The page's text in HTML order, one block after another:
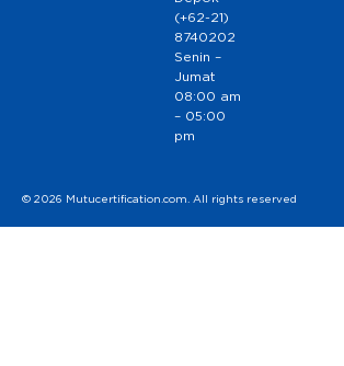
(+62-21)
8740202
Senin –
Jumat
08:00 am
– 05:00
pm
© 2026 Mutucertification.com. All rights reserved